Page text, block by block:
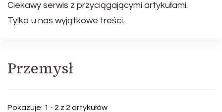
Ciekawy serwis z przyciągającymi artykułami.
Tylko u nas wyjątkowe treści.
Przemysł
Pokazuje: 1 - 2 z 2 artykułów